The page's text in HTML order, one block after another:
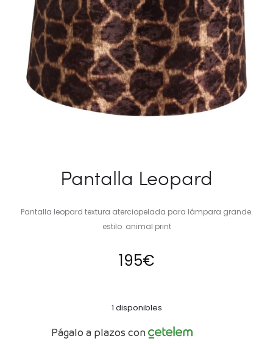
Pantalla Leopard
Pantalla leopard textura aterciopelada para lámpara grande.
estilo animal print
195€
1 disponibles
Págalo a plazos con